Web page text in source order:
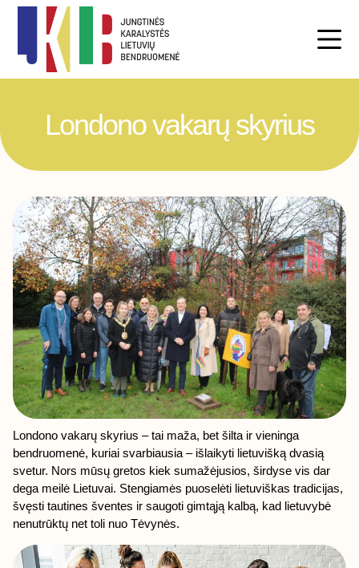
Londono vakarų skyrius
Londono vakarų skyrius – tai maža, bet šilta ir vieninga
bendruomenė, kuriai svarbiausia – išlaikyti lietuvišką dvasią
svetur. Nors mūsų gretos kiek sumažėjusios, širdyse vis dar
dega meilė Lietuvai. Stengiamės puoselėti lietuviškas tradicijas,
švęsti tautines šventes ir saugoti gimtąją kalbą, kad lietuvybė
nenutrūktų net toli nuo Tėvynės.